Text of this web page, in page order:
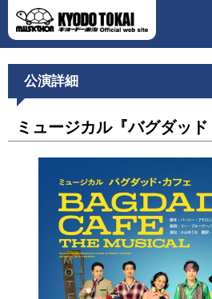
公演詳細
ミュージカル『バグダッド